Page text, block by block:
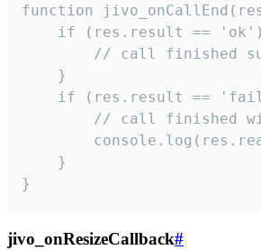
function
if (res.result ==
// call finished
    }
if (res.result ==
// call finished
    }
}
jivo_onResizeCallback#